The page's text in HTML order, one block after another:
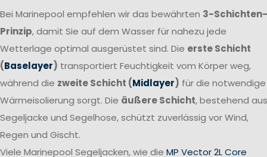
Bei Marinepool empfehlen wir das bewährten 3-Schichten-
Prinzip, damit Sie auf dem Wasser für nahezu jede
Wetterlage optimal ausgerüstet sind. Die erste Schicht
(Baselayer) transportiert Feuchtigkeit vom Körper weg,
während die zweite Schicht (Midlayer) für die notwendige
Wärmeisolierung sorgt. Die äußere Schicht, bestehend aus
Segeljacke und Segelhose, schützt zuverlässig vor Wind,
Regen und Gischt.
Viele Marinepool Segeljacken, wie die MP Vector 2L Core